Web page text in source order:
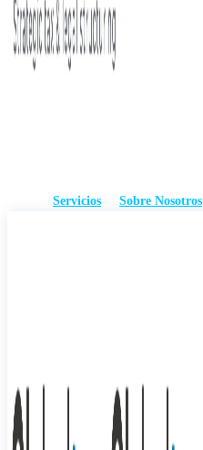
Servicios Sobre Nosotros